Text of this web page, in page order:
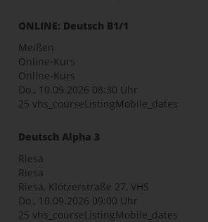
ONLINE: Deutsch B1/1
Meißen
Online-Kurs
Online-Kurs
Do., 10.09.2026 08:30 Uhr
25 vhs_courseListingMobile_dates
Deutsch Alpha 3
Riesa
Riesa
Riesa, Klötzerstraße 27, VHS
Do., 10.09.2026 09:00 Uhr
25 vhs_courseListingMobile_dates